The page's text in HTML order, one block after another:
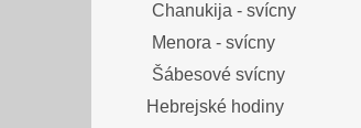
Chanukija - svícny
Menora - svícny
Šábesové svícny
Hebrejské hodiny